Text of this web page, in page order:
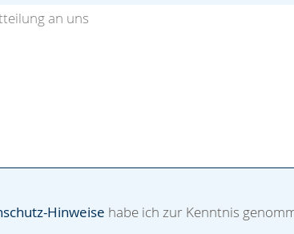
Hinweise habe ich zur Kenntnis